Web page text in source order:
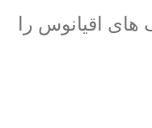
اقیانوس را